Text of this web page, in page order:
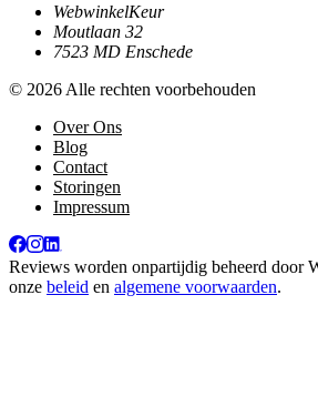
WebwinkelKeur
Moutlaan 32
7523 MD Enschede
© 2026 Alle rechten voorbehouden
Over Ons
Blog
Contact
Storingen
Impressum
Reviews worden onpartijdig beheerd door
onze beleid en algemene voorwaarden.